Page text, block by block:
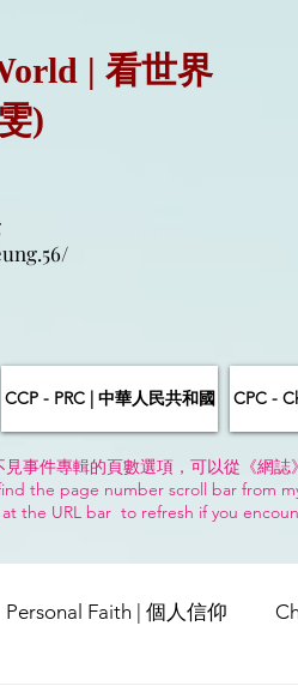
| 看世界
)
CCP - PRC | 中華人民共和國 CPC -
事件專輯的頁數選項，可以從《網
the page number scroll bar from
at the URL bar to refresh if you
Personal Faith | 個人信仰